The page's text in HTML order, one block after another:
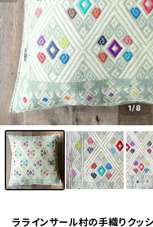
1/8
ララインサール村の手織りクッ